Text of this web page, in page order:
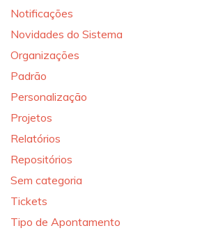
Notificações
Novidades do Sistema
Organizações
Padrão
Personalização
Projetos
Relatórios
Repositórios
Sem categoria
Tickets
Tipo de Apontamento